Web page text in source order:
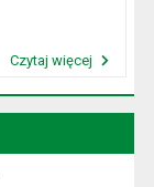
Czytaj więcej